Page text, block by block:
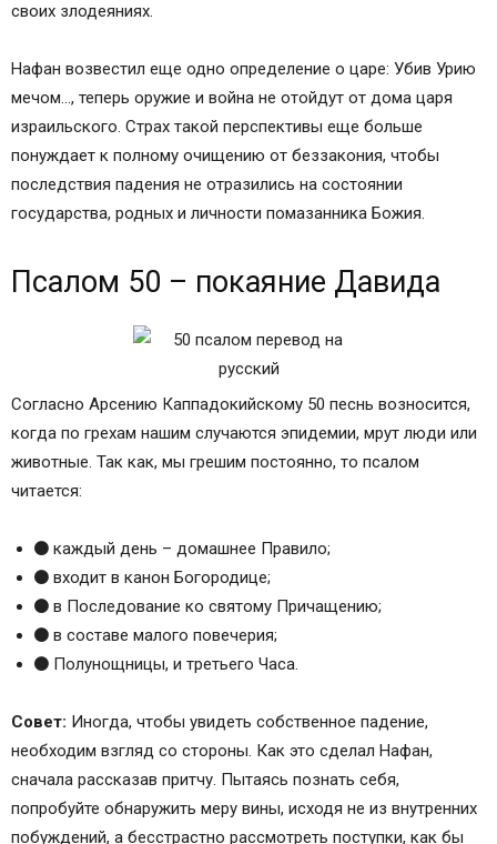
своих злодеяниях.
Нафан возвестил еще одно определение о царе: Убив Урию
мечом…, теперь оружие и война не отойдут от дома царя
израильского. Страх такой перспективы еще больше
понуждает к полному очищению от беззакония, чтобы
последствия падения не отразились на состоянии
государства, родных и личности помазанника Божия.
Псалом 50 – покаяние Давида
Согласно Арсению Каппадокийскому 50 песнь возносится,
когда по грехам нашим случаются эпидемии, мрут люди или
животные. Так как, мы грешим постоянно, то псалом
читается:
каждый день – домашнее Правило;
входит в канон Богородице;
в Последование ко святому Причащению;
в составе малого повечерия;
Полунощницы, и третьего Часа.
Совет: Иногда, чтобы увидеть собственное падение,
необходим взгляд со стороны. Как это сделал Нафан,
сначала рассказав притчу. Пытаясь познать себя,
попробуйте обнаружить меру вины, исходя не из внутренних
побуждений, а бесстрастно рассмотреть поступки, как бы